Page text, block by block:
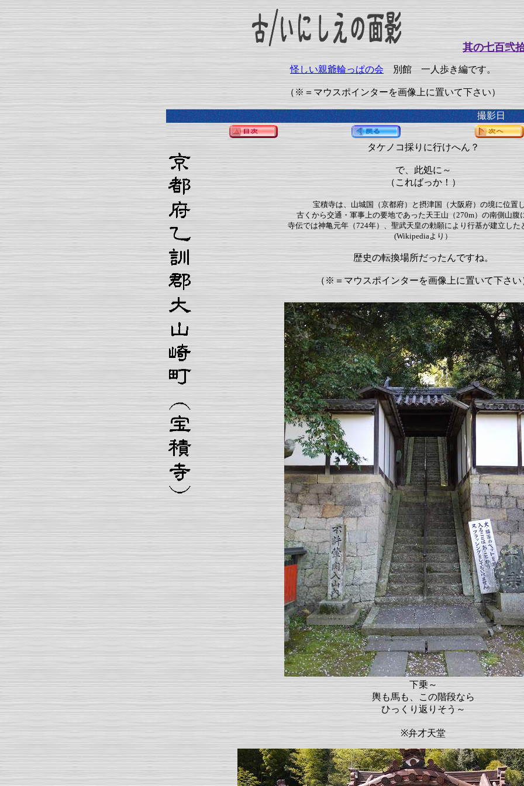
其の七百弐
怪しい親爺輪っぱの会別館 一人歩き編です。
（※＝マウスポインターを画像上に置いて下さい）
撮影日
タケノコ採りに行けへん？
で、此処に～
（こればっか！）
宝積寺は、山城国（京都府）と摂津国（大阪府）の境に位置
古くから交通・軍事上の要地であった天王山（270m）の南側山腹
寺伝では神亀元年（724年）、聖武天皇の勅願により行基が建立した
(Wikipediaより）
歴史の転換場所だったんですね。
（※＝マウスポインターを画像上に置いて下さい
下乗～
輿も馬も、この階段なら
ひっくり返りそう～
※弁才天堂